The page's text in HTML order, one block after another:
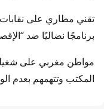
تقني مطاري على
برنامجًا نضاليًا ضد
مواطن مغربي على
المكتب وتتهمهم بعدم